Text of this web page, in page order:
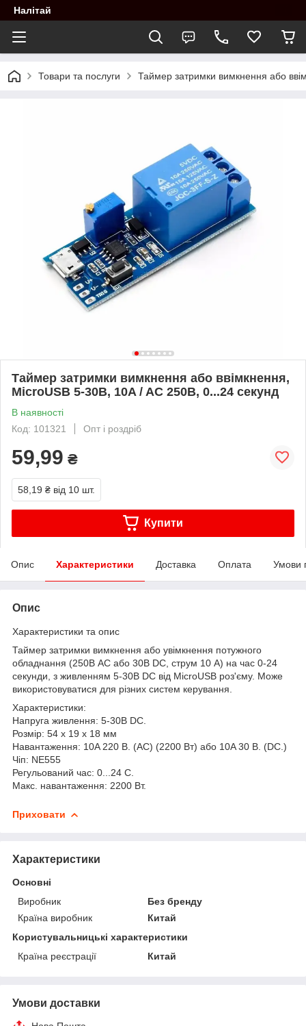
Налітай
Товари та послуги Таймер затримки вимкнення або
Таймер затримки вимкнення або ввімкнення,
MicroUSB 5-30В, 10A / AC 250В, 0...24 секунд
В наявності
Код: 101321
Опт і роздріб
59,99 ₴
58,19 ₴ від 10 шт.
Купити
Опис Характеристики Доставка Оплата Умови
Опис
Характеристики та опис
Таймер затримки вимкнення або увімкнення потужного
обладнання (250В AC або 30В DC, струм 10 А) на час 0-24
секунди, з живленням 5-30В DC від MicroUSB роз'єму. Може
використовуватися для різних систем керування.
Характеристики:
Напруга живлення: 5-30В DC.
Розмір: 54 x 19 x 18 мм
Навантаження: 10A 220 В. (AC) (2200 Вт) або 10A 30 В. (DC.)
Чіп: NE555
Регульований час: 0...24 С.
Макс. навантаження: 2200 Вт.
Приховати
Характеристики
Основні
Виробник
Без бренду
Країна виробник
Китай
Користувальницькі характеристики
Країна реєстрації
Китай
Умови доставки